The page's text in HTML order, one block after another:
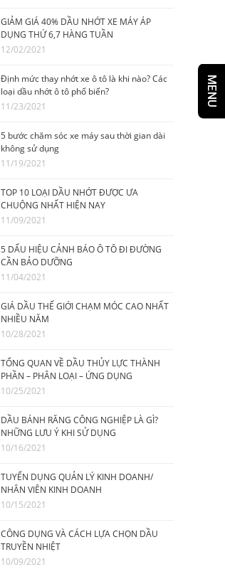
GIẢM GIÁ 40% DẦU NHỚT XE MÁY ÁP
DỤNG THỨ 6,7 HÀNG TUẦN
12/02/2021
Định mức thay nhớt xe ô tô là khi nào? Các
loại dầu nhớt ô tô phổ biến?
11/23/2021
5 bước chăm sóc xe máy sau thời gian dài
không sử dụng
11/19/2021
TOP 10 LOẠI DẦU NHỚT ĐƯỢC ƯA
CHUỘNG NHẤT HIỆN NAY
11/09/2021
5 DẤU HIỆU CẢNH BÁO Ô TÔ ĐI ĐƯỜNG
CẦN BẢO DƯỠNG
11/04/2021
GIÁ DẦU THẾ GIỚI CHẠM MÓC CAO NHẤT
NHIỀU NĂM
10/28/2021
TỔNG QUAN VỀ DẦU THỦY LỰC THÀNH
PHẦN – PHÂN LOẠI – ỨNG DỤNG
10/25/2021
DẦU BÁNH RĂNG CÔNG NGHIỆP LÀ GÌ?
NHỮNG LƯU Ý KHI SỬ DỤNG
10/16/2021
TUYỂN DỤNG QUẢN LÝ KINH DOANH/
NHÂN VIÊN KINH DOANH
10/15/2021
CÔNG DỤNG VÀ CÁCH LỰA CHỌN DẦU
TRUYỀN NHIỆT
10/09/2021
MENU